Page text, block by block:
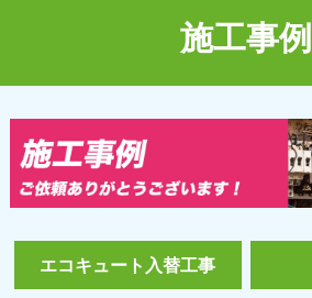
施工事例
エコキュート入替工事